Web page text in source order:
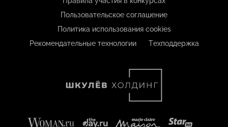
Пользовательское соглашение
Политика использования cookies
Рекомендательные технологии
Техподдержка